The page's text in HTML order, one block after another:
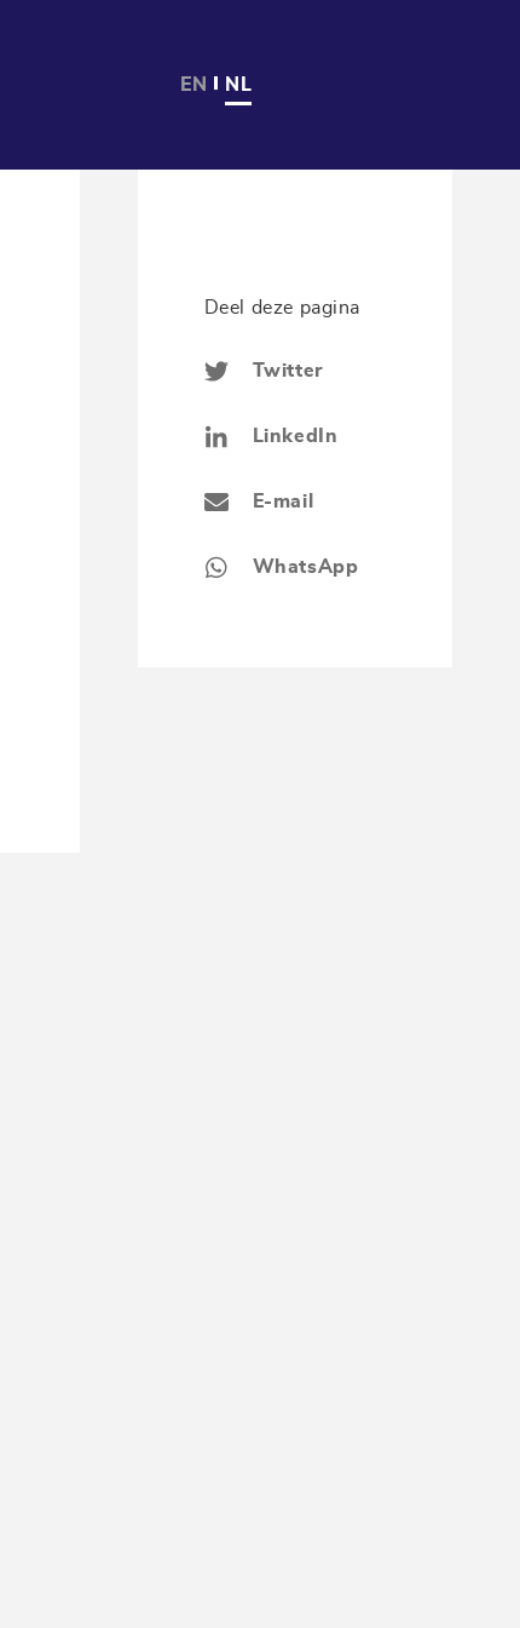
EN NL
Deel deze pagina
Twitter
LinkedIn
E-mail
WhatsApp